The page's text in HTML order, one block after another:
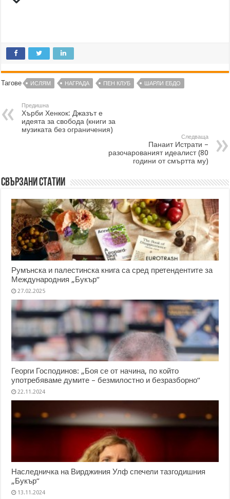
Тагове ИСЛЯМ НАГРАДА ПЕН КЛУБ ШАРЛИ ЕБДО
Предишна
Хърби Хенкок: Джазът е
идеята за свобода (книги за
музиката без ограничения)
Следваща
Панаит Истрати –
разочарованият идеалист (80
години от смъртта му)
Свързани статии
Румънска и палестинска книга са сред претендентите за
Международния „Букър“
27.02.2025
Георги Господинов: „Боя се от начина, по който
употребяваме думите – безмилостно и безразборно“
22.11.2024
Наследничка на Вирджиния Улф спечели тазгодишния
„Букър“
13.11.2024